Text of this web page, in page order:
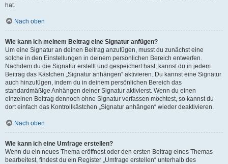
hat.
Nach oben
Wie kann ich meinem Beitrag eine Signatur anfügen?
Um eine Signatur an deinen Beitrag anzufügen, musst du zunächst eine
solche in den Einstellungen in deinem persönlichen Bereich entwerfen.
Nachdem du die Signatur erstellt und gespeichert hast, kannst du in jedem
Beitrag das Kästchen „Signatur anhängen“ aktivieren. Du kannst eine Signatur
auch hinzufügen, indem du in deinem persönlichen Bereich das
standardmäßige Anhängen deiner Signatur aktivierst. Wenn du einen
einzelnen Beitrag dennoch ohne Signatur verfassen möchtest, so kannst du
dort einfach das Kontrollkästchen „Signatur anhängen“ wieder deaktivieren.
Nach oben
Wie kann ich eine Umfrage erstellen?
Wenn du ein neues Thema eröffnest oder den ersten Beitrag eines Themas
bearbeitest, findest du ein Register „Umfrage erstellen“ unterhalb des